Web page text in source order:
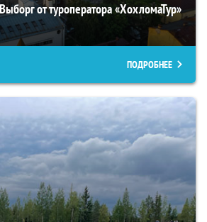
от туроператора «ХохломаТур»
ПОДРОБНЕЕ